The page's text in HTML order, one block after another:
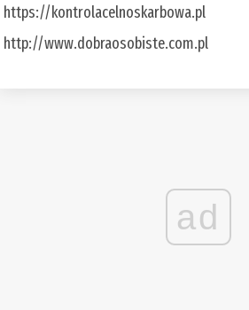
https://kontrolacelnoskarbowa.pl
http://www.dobraosobiste.com.pl
ad